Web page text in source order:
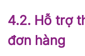
4.2. Hỗ trợ
đơn hàng